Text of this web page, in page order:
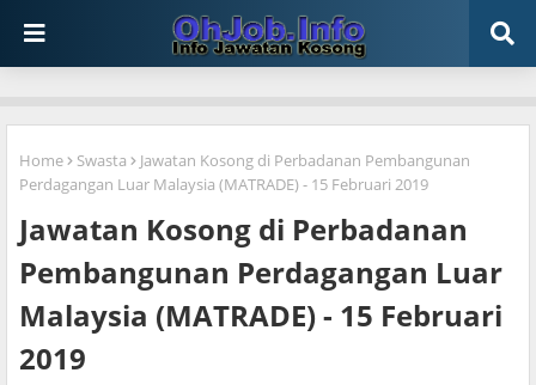
Home Swasta
Jawatan Kosong di Perbadanan Pembangunan
Perdagangan Luar Malaysia (MATRADE) - 15 Februari 2019
Jawatan Kosong di Perbadanan
Pembangunan Perdagangan Luar
Malaysia (MATRADE) - 15 Februari
2019